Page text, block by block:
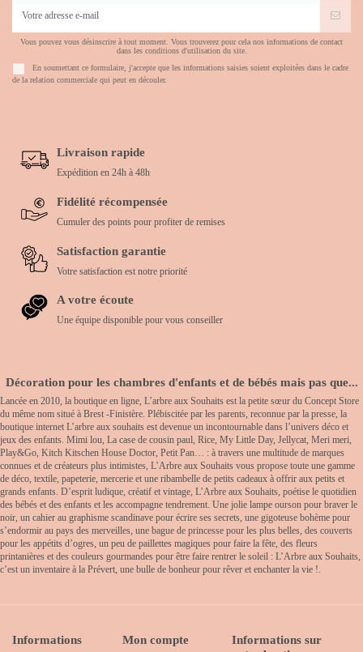
Vous pouvez vous désinscrire à tout moment. Vous trouverez pour cela nos informations de contact
dans les conditions d'utilisation du site.
En soumettant ce formulaire, j'accepte que les informations saisies soient exploitées dans le cadre
de la relation commerciale qui peut en découler.
Livraison rapide
Expédition en 24h à 48h
Fidélité récompensée
Cumuler des points pour profiter de remises
Satisfaction garantie
Votre satisfaction est notre priorité
A votre écoute
Une équipe disponible pour vous conseiller
Décoration pour les chambres d'enfants et de bébés mais pas que...
Lancée en 2010, la boutique en ligne, L’arbre aux Souhaits est la petite sœur du Concept Store
du même nom situé à Brest -Finistère. Plébiscitée par les parents, reconnue par la presse, la
boutique internet L’arbre aux souhaits est devenue un incontournable dans l’univers déco et
jeux des enfants. Mimi lou, La case de cousin paul, Rice, My Little Day, Jellycat, Meri meri,
Play&Go, Kitch Kitschen House Doctor, Petit Pan… : à travers une multitude de marques
connues et de créateurs plus intimistes, L’Arbre aux Souhaits vous propose toute une gamme
de déco, textile, papeterie, mercerie et une ribambelle de petits cadeaux à offrir aux petits et
grands enfants. D’esprit ludique, créatif et vintage, L’Arbre aux Souhaits, poétise le quotidien
des bébés et des enfants et les accompagne tendrement. Une jolie lampe ourson pour braver le
noir, un cahier au graphisme scandinave pour écrire ses secrets, une gigoteuse bohème pour
s’endormir au pays des merveilles, une bague de princesse pour les plus belles, des couverts
pour les appétits d’ogres, un peu de paillettes magiques pour faire la fête, des fleurs
printanières et des couleurs gourmandes pour être faire rentrer le soleil : L’Arbre aux Souhaits,
c’est un inventaire à la Prévert, une bulle de bonheur pour rêver et enchanter la vie !.
Informations Mon compte
Informations sur